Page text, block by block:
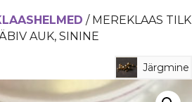
/ MEREKLAAS TILK
AUK, SININE
Järgmine